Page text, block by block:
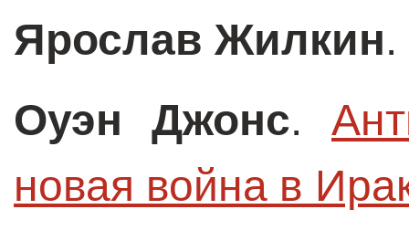
Ярослав Жилкин.
Оуэн Джонс.
новая война в